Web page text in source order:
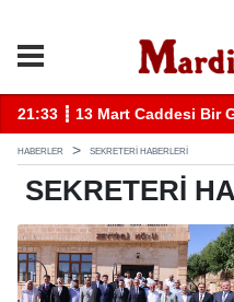
11:57 ┋
HABERLER SEKRETERI HABERLERI
SEKRETERI